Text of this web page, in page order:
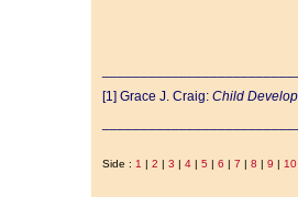
[1] Grace J. Craig: Child
Side : 1 | 2 | 3 | 4 | 5 | 6 | 7 | 8 | 9 | 10